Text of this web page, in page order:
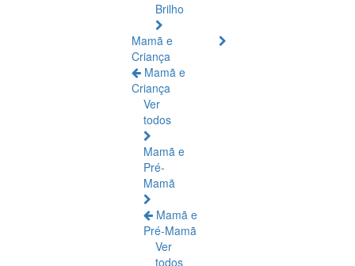
Brilho
Mamã e
Criança
Mamã e
Criança
Ver
todos
Mamã e
Pré-
Mamã
Mamã e
Pré-Mamã
Ver
todos